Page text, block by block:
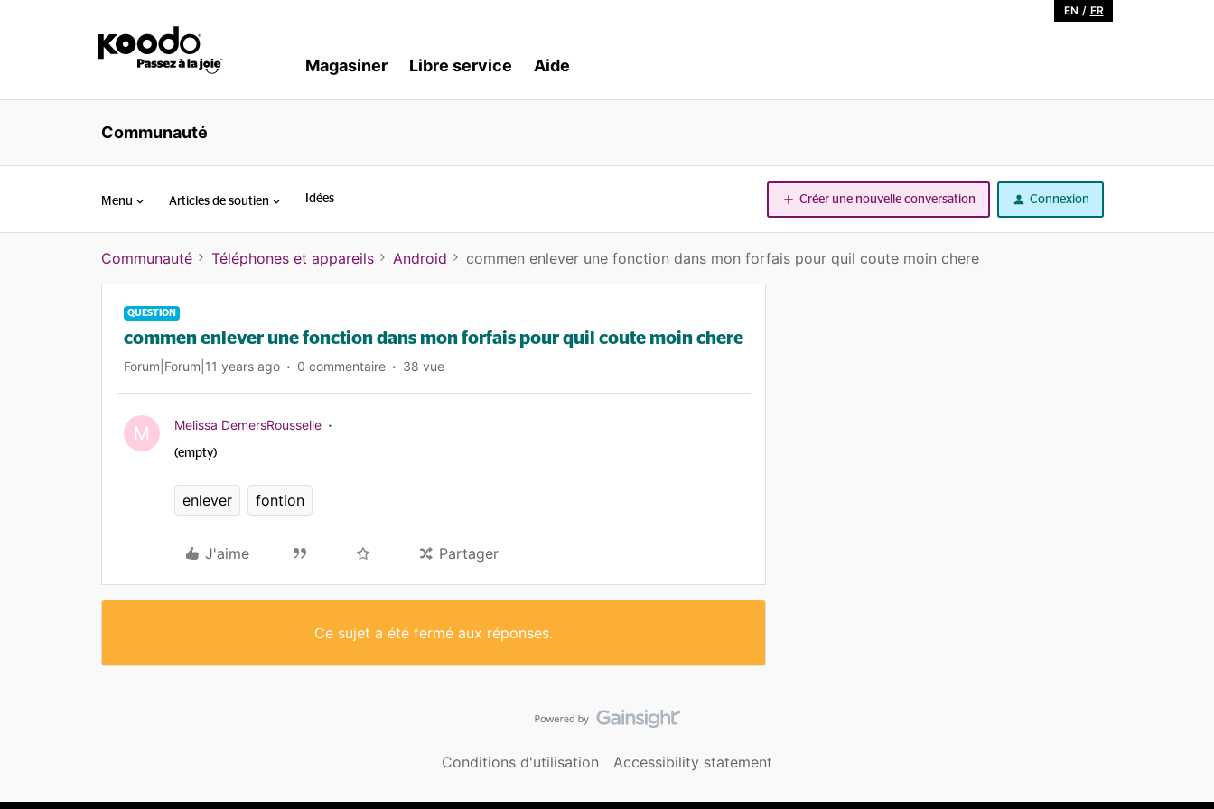
EN / FR
Magasiner Libre service Aide
Communauté
Menu Articles de soutien Idées Créer une nouvelle conversation Connexion
Communauté Téléphones et appareils Android commen enlever une fonction dans mon forfais pour quil coute moin chere
QUESTION
commen enlever une fonction dans mon forfais pour quil coute moin chere
Forum|Forum|11 years ago 0 commentaire 38 vue
M Melissa DemersRousselle
(empty)
enlever fontion
J'aime Partager
Ce sujet a été fermé aux réponses.
Conditions d'utilisation Accessibility statement